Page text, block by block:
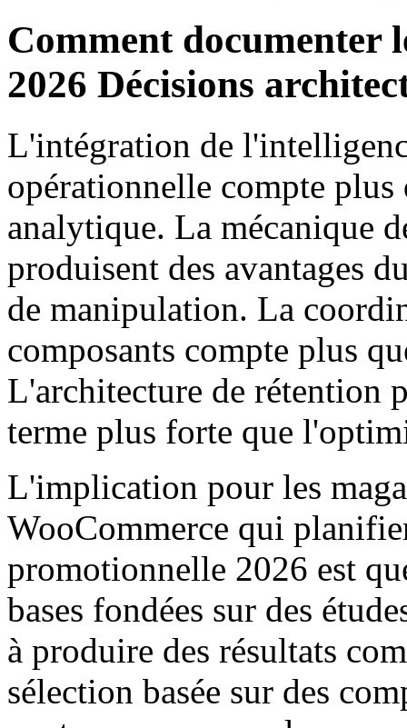
Comment documenter
2026 Décisions
L'intégration de
opérationnelle compte
analytique. La mécanique
produisent des avantages
de manipulation. La
composants compte plus
L'architecture de rétention
terme plus forte que
L'implication pour les
WooCommerce qui
promotionnelle 2026 est
bases fondées sur des
à produire des résultats
sélection basée sur des